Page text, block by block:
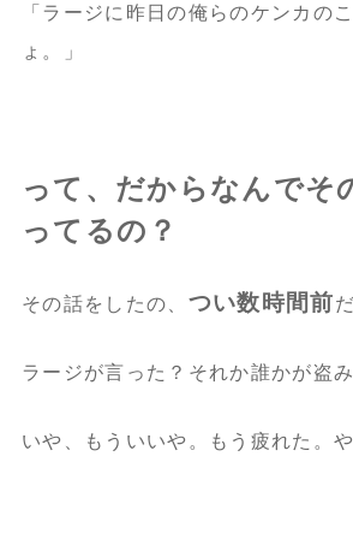
「ラージに昨日の俺らのケンカの
ょ。」
って、だからなんでそ
ってるの？
その話をしたの、 つい数時間前
ラージが言った？それか誰かが盗
いや、もういいや。もう疲れた。や